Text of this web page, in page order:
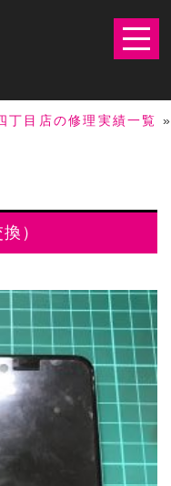
丁目店の修理実績一覧 »
）